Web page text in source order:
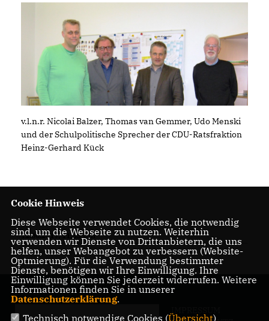
v.l.n.r. Nicolai Balzer, Thomas van Gemmer, Udo Menski
und der Schulpolitische Sprecher der CDU-Ratsfraktion
Heinz-Gerhard Kück
12.06.2017, 11:33 Uhr
Cookie Hinweis
Diese Webseite verwendet Cookies, die notwendig
sind, um die Webseite zu nutzen. Weiterhin
verwenden wir Dienste von Drittanbietern, die uns
helfen, unser Webangebot zu verbessern (Website-
Optmierung). Für die Verwendung bestimmter
Dienste, benötigen wir Ihre Einwilligung. Ihre
Einwilligung können Sie jederzeit widerrufen. Weitere
Informationen finden Sie in unserer
Datenschutzerklärung.
Technisch notwendige Cookies (Übersicht)